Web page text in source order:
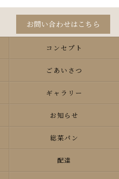
お問い合わせはこちら
コンセプト
ごあいさつ
ギャラリー
お知らせ
総菜パン
配達